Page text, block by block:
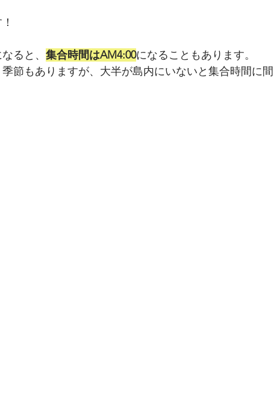
ると、 集合時間はAM4:00になることもあります。
節もありますが、大半が島内にいないと集合時間に間